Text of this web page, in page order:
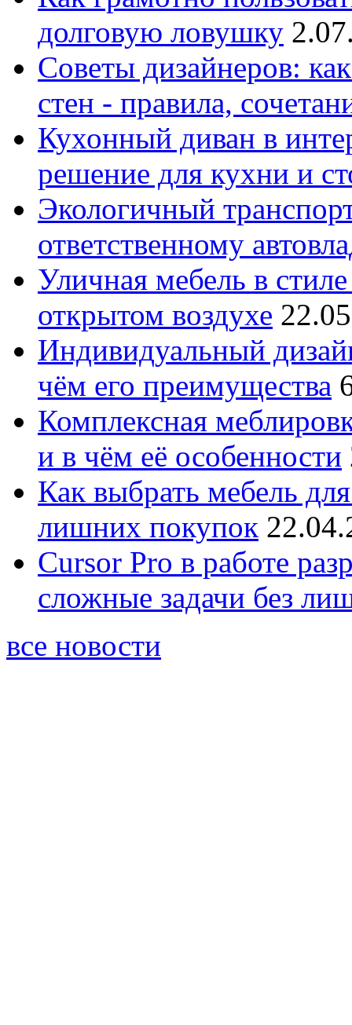
долговую ловушку
Советы дизайнеров:
стен - правила,
Кухонный диван в
решение для кухни и
Экологичный
ответственному
Уличная мебель в
открытом воздухе
Индивидуальный
чём его преимущества
Комплексная
и в чём её особенности
Как выбрать мебель
лишних покупок
Cursor Pro в работе
сложные задачи без
все новости